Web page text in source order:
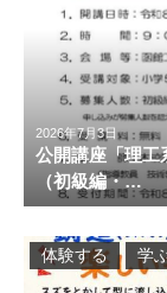
2026年7月3日
公開講座「理工
（初級編・…
体験する 学